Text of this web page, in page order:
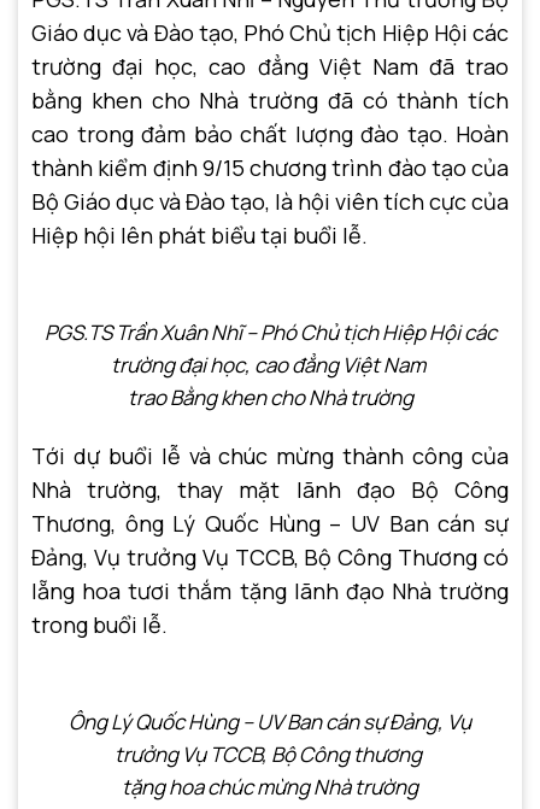
Giáo dục và Đào tạo, Phó Chủ tịch Hiệp Hội các
trường đại học, cao đẳng Việt Nam đã trao
bằng khen cho Nhà trường đã có thành tích
cao trong đảm bảo chất lượng đào tạo. Hoàn
thành kiểm định 9/15 chương trình đào tạo của
Bộ Giáo dục và Đào tạo, là hội viên tích cực của
Hiệp hội lên phát biểu tại buổi lễ.
PGS.TS Trần Xuân Nhĩ – Phó Chủ tịch Hiệp Hội các
trường đại học, cao đẳng Việt Nam
trao Bằng khen cho Nhà trường
Tới dự buổi lễ và chúc mừng thành công của
Nhà trường, thay mặt lãnh đạo Bộ Công
Thương, ông Lý Quốc Hùng – UV Ban cán sự
Đảng, Vụ trưởng Vụ TCCB, Bộ Công Thương có
lẵng hoa tươi thắm tặng lãnh đạo Nhà trường
trong buổi lễ.
Ông Lý Quốc Hùng – UV Ban cán sự Đảng, Vụ
trưởng Vụ TCCB, Bộ Công thương
tặng hoa chúc mừng Nhà trường